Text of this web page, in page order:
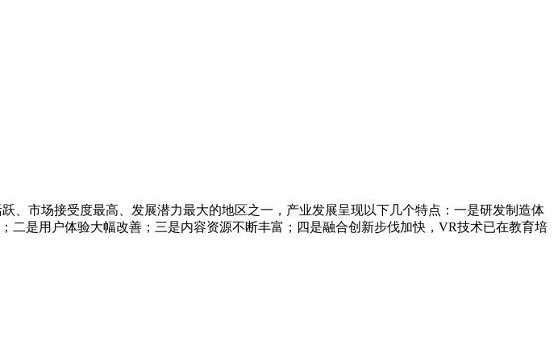
市场接受度最高、发展潜力最大的地区之一，产业发展呈现以下几个特点：一是研发制造体
是用户体验大幅改善；三是内容资源不断丰富；四是融合创新步伐加快，VR技术已在教育培